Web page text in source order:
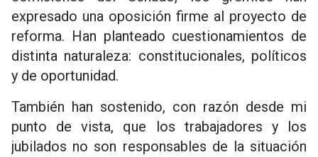
expresado una oposición firme al proyecto de
reforma. Han planteado cuestionamientos de
distinta naturaleza: constitucionales, políticos
y de oportunidad.
También han sostenido, con razón desde mi
punto de vista, que los trabajadores y los
jubilados no son responsables de la situación